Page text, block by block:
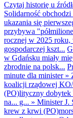
Czytaj historię u
Solidarność
ukazania się
przybywa
rocznej w 2025 roku,
gospodarczej kszt...
w Gdańsku miały
zbrodnie na polsk...
minute dla minister»
koalicji rządowej KO/
(PO)lityczny dobytek
na... g... » Minister J.
krew z krwi